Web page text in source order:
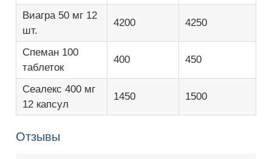
Виагра 50 мг 12
шт.
4200 4250
Спеман 100
таблеток
400 450
Сеалекс 400 мг
12 капсул
1450 1500
Отзывы